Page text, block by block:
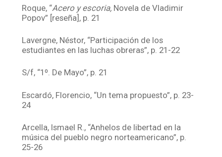
Roque, “Acero y escoria, Novela de Vladimir
Popov” [reseña], p. 21
Lavergne, Néstor, “Participación de los
estudiantes en las luchas obreras”, p. 21-22
S/f, “1º. De Mayo”, p. 21
Escardó, Florencio, “Un tema propuesto”, p. 23-
24
Arcella, Ismael R., “Anhelos de libertad en la
música del pueblo negro norteamericano”, p.
25-26